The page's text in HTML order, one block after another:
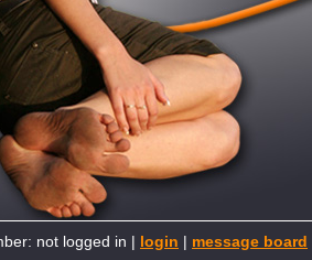
not logged in | login | message board